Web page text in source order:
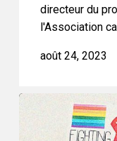
directeur du
l'Association
août 24, 2023
ACLC